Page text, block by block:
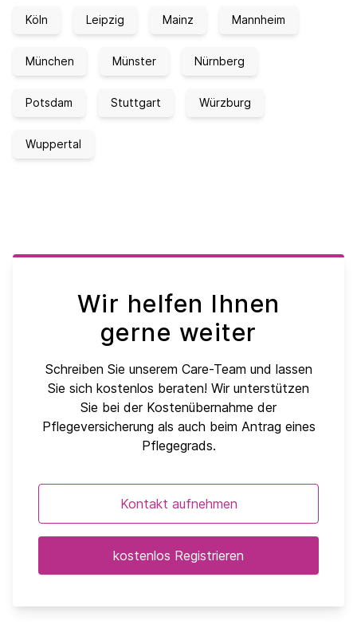
Köln Leipzig Mainz Mannheim
München Münster Nürnberg
Potsdam Stuttgart Würzburg
Wuppertal
Wir helfen Ihnen
gerne weiter
Schreiben Sie unserem Care-Team und lassen
Sie sich kostenlos beraten! Wir unterstützen
Sie bei der Kostenübernahme der
Pflegeversicherung als auch beim Antrag eines
Pflegegrads.
Kontakt aufnehmen
kostenlos Registrieren